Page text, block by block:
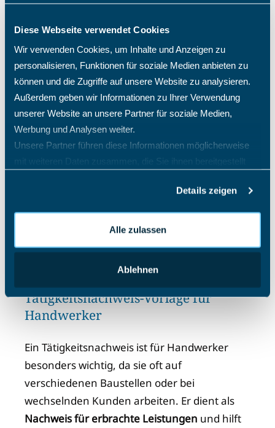
Diese Webseite verwendet Cookies
Wir verwenden Cookies, um Inhalte und Anzeigen zu
personalisieren, Funktionen für soziale Medien anbieten zu
können und die Zugriffe auf unsere Website zu analysieren.
Außerdem geben wir Informationen zu Ihrer Verwendung
unserer Website an unsere Partner für soziale Medien,
Werbung und Analysen weiter.
Unsere Partner führen diese Informationen möglicherweise
mit weiteren Daten zusammen, die Sie ihnen bereitgestellt
Details zeigen
Alle zulassen
Ablehnen
Tätigkeitsnachweis-Vorlage für
Handwerker
Ein Tätigkeitsnachweis ist für Handwerker
besonders wichtig, da sie oft auf
verschiedenen Baustellen oder bei
wechselnden Kunden arbeiten. Er dient als
Nachweis für erbrachte Leistungen und hilft